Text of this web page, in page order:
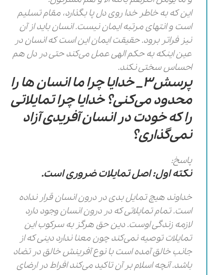
این که به خاطر خدا روی دل پا بگذارد، مقام تسلیم
است و انتهای مرتبه ایمان نیست. انسان باید از آن
نیز فراتر برود. حقیقت ایمان این است که انسان در
عین اینکه به حکم الهی عمل می‌کند حتی در دل هم
احساس سختی نکند.
پرسش3_ خدایا چرا ما انسان ها را
محدود می‌کنی؟ خدایا چرا تمایلاتی
را که خودت در انسان آفریدی آزاد
نمی‌گذاری؟
پاسخ:
نکته اول: اصل تمایلات ضروری است.
خداوند هیچ تمایل بدی در درون انسان قرار نداده
است. تمام تمایلاتی که در درون انسان وجود دارد
لازمه زندگی اوست. دین حق هرگز به سرکوب این
تمایلات توصیه نمی‌کند چون معنا ندارد دینی که از
جانب خالق آمده است با نوع آفرینش خالق در تضاد
باشد. آنچه اسلام بر آن تاکید می‌کند افراط در ارضای